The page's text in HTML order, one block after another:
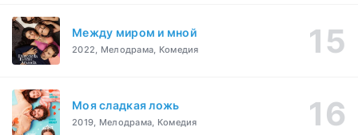
Между миром и мной
2022, Мелодрама, Комедия
Моя сладкая ложь
2019, Мелодрама, Комедия